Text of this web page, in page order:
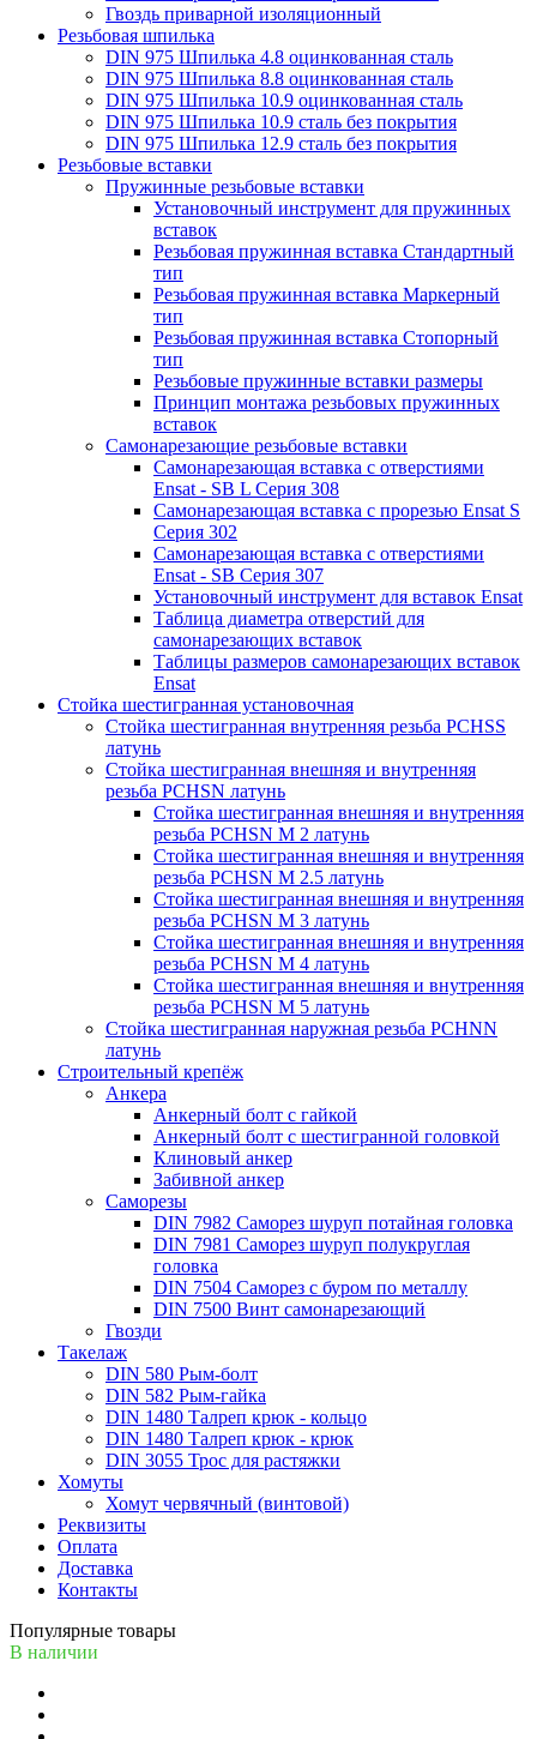
Гвоздь приварной изоляционный
Резьбовая шпилька
DIN 975 Шпилька 4.8 оцинкованная сталь
DIN 975 Шпилька 8.8 оцинкованная сталь
DIN 975 Шпилька 10.9 оцинкованная сталь
DIN 975 Шпилька 10.9 сталь без покрытия
DIN 975 Шпилька 12.9 сталь без покрытия
Резьбовые вставки
Пружинные резьбовые вставки
Установочный инструмент для пружинных
вставок
Резьбовая пружинная вставка Стандартный
тип
Резьбовая пружинная вставка Маркерный
тип
Резьбовая пружинная вставка Стопорный
тип
Резьбовые пружинные вставки размеры
Принцип монтажа резьбовых пружинных
вставок
Самонарезающие резьбовые вставки
Самонарезающая вставка с отверстиями
Ensat - SB L Серия 308
Самонарезающая вставка с прорезью Ensat S
Серия 302
Самонарезающая вставка с отверстиями
Ensat - SB Серия 307
Установочный инструмент для вставок Ensat
Таблица диаметра отверстий для
самонарезающих вставок
Таблицы размеров самонарезающих вставок
Ensat
Стойка шестигранная установочная
Стойка шестигранная внутренняя резьба PCHSS
латунь
Стойка шестигранная внешняя и внутренняя
резьба PCHSN латунь
Стойка шестигранная внешняя и внутренняя
резьба PCHSN М 2 латунь
Стойка шестигранная внешняя и внутренняя
резьба PCHSN М 2.5 латунь
Стойка шестигранная внешняя и внутренняя
резьба PCHSN М 3 латунь
Стойка шестигранная внешняя и внутренняя
резьба PCHSN М 4 латунь
Стойка шестигранная внешняя и внутренняя
резьба PCHSN М 5 латунь
Стойка шестигранная наружная резьба PCHNN
латунь
Строительный крепёж
Анкера
Анкерный болт с гайкой
Анкерный болт с шестигранной головкой
Клиновый анкер
Забивной анкер
Саморезы
DIN 7982 Саморез шуруп потайная головка
DIN 7981 Саморез шуруп полукруглая
головка
DIN 7504 Саморез с буром по металлу
DIN 7500 Винт самонарезающий
Гвозди
Такелаж
DIN 580 Рым-болт
DIN 582 Рым-гайка
DIN 1480 Талреп крюк - кольцо
DIN 1480 Талреп крюк - крюк
DIN 3055 Трос для растяжки
Хомуты
Хомут червячный (винтовой)
Реквизиты
Оплата
Доставка
Контакты
Популярные товары
В наличии